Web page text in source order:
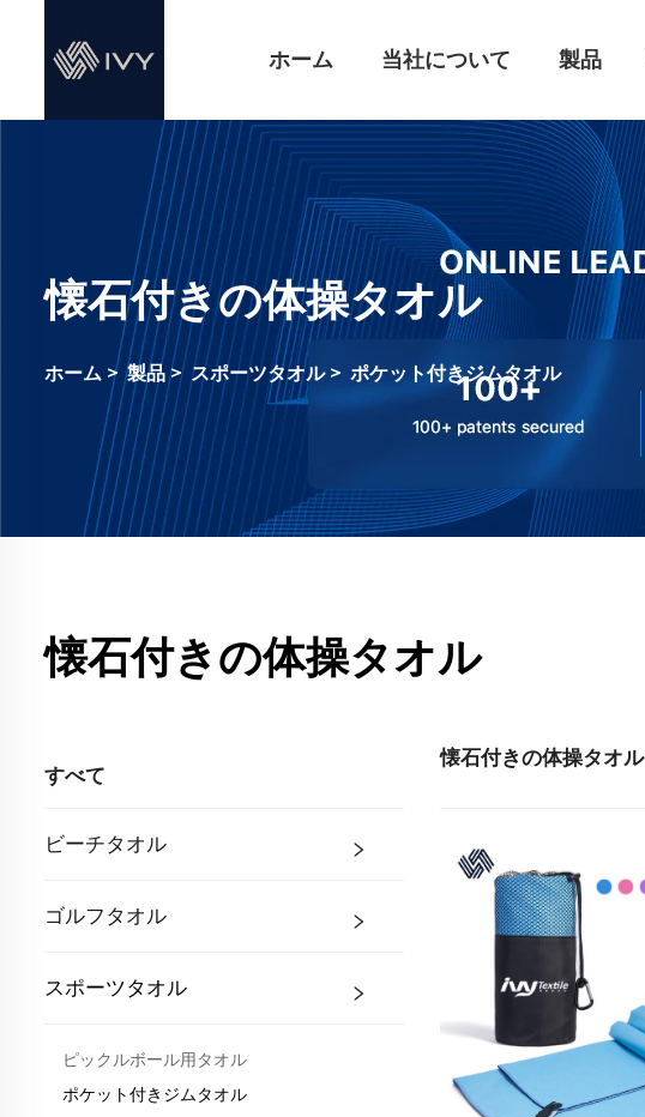
ホーム 当社について 製品
懐石付きの体操タオル
ホーム >製品> スポーツタオル> ポケット付きジムタオル
懐石付きの体操タオル
すべて
ビーチタオル
ゴルフタオル
スポーツタオル
ピックルボール用タオル
ポケット付きジムタオル
懐石付きの体操タオル